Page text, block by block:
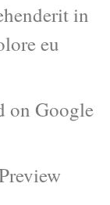
in
eu
on Google